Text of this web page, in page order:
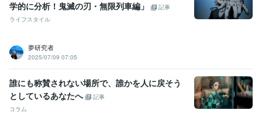
学的に分析！鬼滅の刃・無限列車編」
記事
ライフスタイル
夢研究者
2025/07/09 07:05
誰にも称賛されない場所で、誰かを人に戻そう
としているあなたへ
記事
コラム